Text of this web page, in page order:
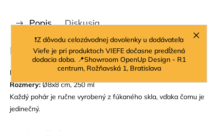
❗Z dôvodu celozávodnej dovolenky u dodávateľa
Viefe je pri produktoch VIEFE dočasne predĺžená
dodacia doba. 📍Showroom OpenUp Design - R1
centrum, Rožňavská 1, Bratislava
Popis Diskusia
Podrobný popis
Materiál:
Rozmery:Ø8x8 cm, 250 ml
Každý pohár je ručne vyrobený z fúkaného skla, vďaka čomu je
jedinečný.